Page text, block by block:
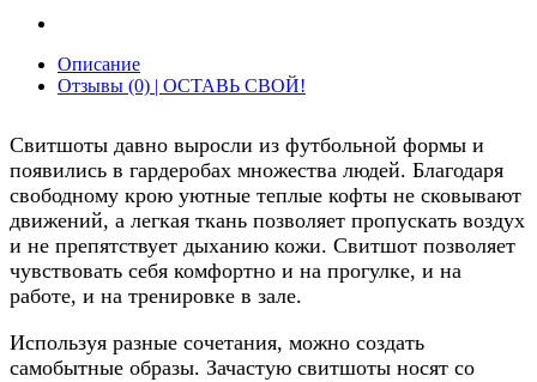
Описание
Отзывы (0) | ОСТАВЬ СВОЙ!
Свитшоты давно выросли из футбольной формы и
появились в гардеробах множества людей. Благодаря
свободному крою уютные теплые кофты не сковывают
движений, а легкая ткань позволяет пропускать воздух
и не препятствует дыханию кожи. Свитшот позволяет
чувствовать себя комфортно и на прогулке, и на
работе, и на тренировке в зале.
Используя разные сочетания, можно создать
самобытные образы. Зачастую свитшоты носят со